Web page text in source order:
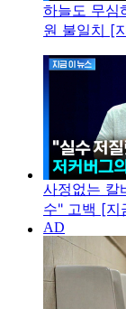
하늘도 무심
원 불일치 [
사정없는 칼
수" 고백 [지